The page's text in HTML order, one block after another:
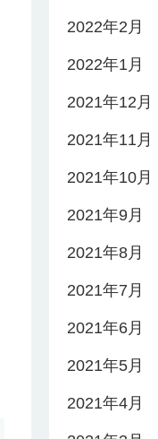
2022年2月
2022年1月
2021年12月
2021年11月
2021年10月
2021年9月
2021年8月
2021年7月
2021年6月
2021年5月
2021年4月